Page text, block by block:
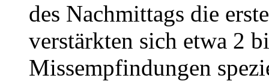
des Nachmittags die
verstärkten sich etwa 2
Missempfindungen